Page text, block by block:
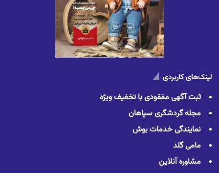
لینک‌های کاربردی
ثبت آگهی مفقودی با تخفیف ویژه
مجله گردشگری سپاهان
نمایندگی خدمات بوش
مامی گلد
مشاوره آنلاین